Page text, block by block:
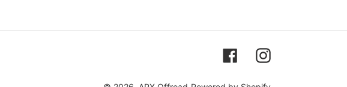
FacebookInstagram